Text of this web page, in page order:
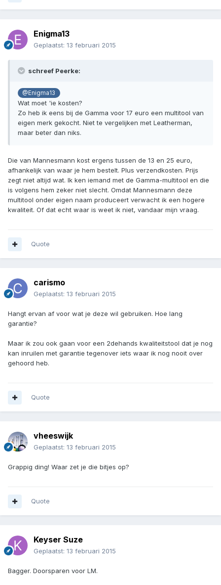
Enigma13
Geplaatst: 13 februari 2015
schreef Peerke:
@Enigma13
Wat moet 'ie kosten?
Zo heb ik eens bij de Gamma voor 17 euro een multitool van
eigen merk gekocht. Niet te vergelijken met Leatherman,
maar beter dan niks.
Die van Mannesmann kost ergens tussen de 13 en 25 euro,
afhankelijk van waar je hem bestelt. Plus verzendkosten. Prijs
zegt niet altijd wat. Ik ken iemand met de Gamma-multitool en die
is volgens hem zeker niet slecht. Omdat Mannesmann deze
multitool onder eigen naam produceert verwacht ik een hogere
kwaliteit. Of dat echt waar is weet ik niet, vandaar mijn vraag.
Quote
carismo
Geplaatst: 13 februari 2015
Hangt ervan af voor wat je deze wil gebruiken. Hoe lang
garantie?
Maar ik zou ook gaan voor een 2dehands kwaliteitstool dat je nog
kan inruilen met garantie tegenover iets waar ik nog nooit over
gehoord heb.
Quote
vheeswijk
Geplaatst: 13 februari 2015
Grappig ding! Waar zet je die bitjes op?
Quote
Keyser Suze
Geplaatst: 13 februari 2015
Bagger. Doorsparen voor LM.